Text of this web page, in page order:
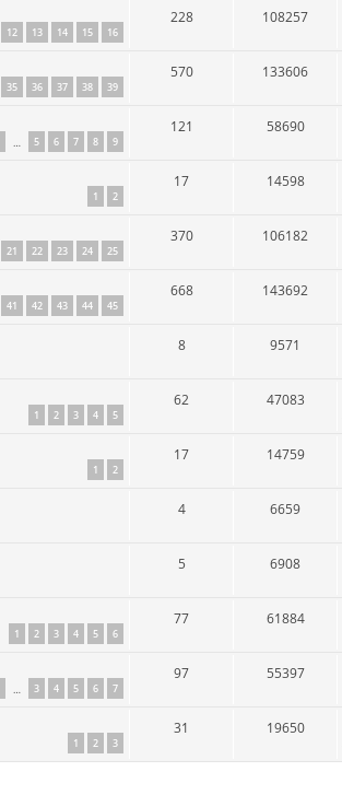
12 13 14 15 16
228 108257
35 36 37 38 39
570 133606
5 6 7 8 9
121 58690
1 2
17 14598
21 22 23 24 25
370 106182
41 42 43 44 45
668 143692
8 9571
1 2 3 4 5
62 47083
1 2
17 14759
4 6659
5 6908
1 2 3 4 5 6
77 61884
3 4 5 6 7
97 55397
1 2 3
31 19650